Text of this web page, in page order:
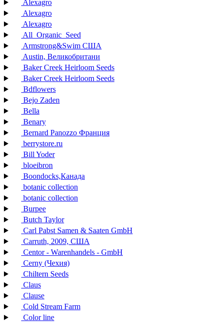
Alexagro
Alexagro
Alexagro
All_Organic_Seed
Armstrong&Swim США
Austin, Великобритани
Baker Creek Heirloom Seeds
Baker Creek Heirloom Seeds
Bdflowers
Bejo Zaden
Bella
Benary
Bernard Panozzo Франция
berrystore.ru
Bill Yoder
bloeibron
Boondocks,Канада
botanic collection
botanic collection
Burpee
Butch Taylor
Carl Pabst Samen & Saaten GmbH
Carruth, 2009, США
Centor - Warenhandels - GmbH
Cerny (Чехия)
Chiltern Seeds
Claus
Clause
Cold Stream Farm
Color line